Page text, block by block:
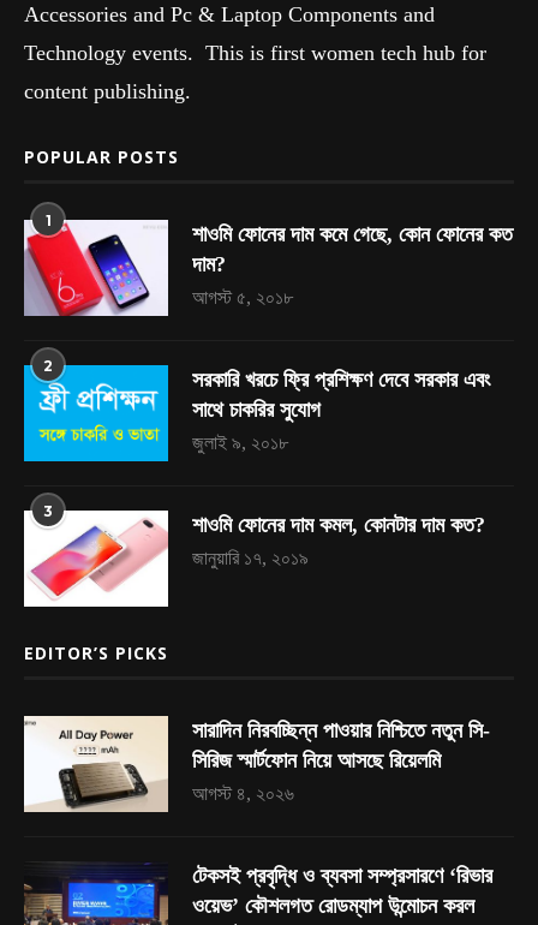
Accessories and Pc & Laptop Components and
Technology events. This is first women tech hub for
content publishing.
POPULAR POSTS
1
শাওমি ফোনের দাম কমে গেছে, কোন ফোনের কত
দাম?
আগস্ট ৫, ২০১৮
2
সরকারি খরচে ফ্রি প্রশিক্ষণ দেবে সরকার এবং
সাথে চাকরির সুযোগ
জুলাই ৯, ২০১৮
3
শাওমি ফোনের দাম কমল, কোনটার দাম কত?
জানুয়ারি ১৭, ২০১৯
EDITOR’S PICKS
সারাদিন নিরবচ্ছিন্ন পাওয়ার নিশ্চিতে নতুন সি-
সিরিজ স্মার্টফোন নিয়ে আসছে রিয়েলমি
আগস্ট ৪, ২০২৬
টেকসই প্রবৃদ্ধি ও ব্যবসা সম্প্রসারণে ‘রিভার
ওয়েভ’ কৌশলগত রোডম্যাপ উন্মোচন করল